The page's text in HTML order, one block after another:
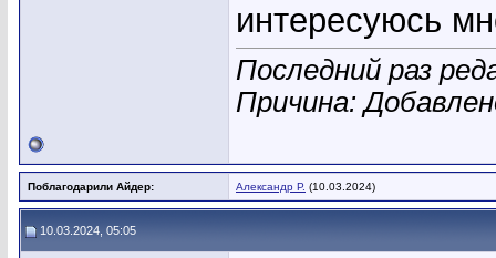
интересуюсь
Последний раз
Причина:
Поблагодарили Айдер: Александр Р. (10.03.2024)
10.03.2024, 05:05